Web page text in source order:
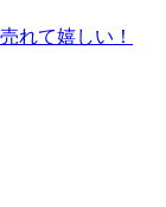
て嬉しい！